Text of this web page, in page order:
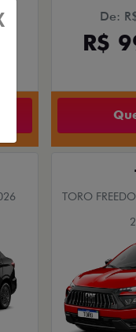
De:
R$
TORO